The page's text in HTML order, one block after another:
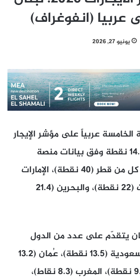
عربيا (انفوغراف)
يونيو 27, 2026
عربياً على مؤشر الإيجار
لعام 2026، مسجّلاً 14.3 نقطة وفق بيانات منصة
Numbeo، ليأتي بعد كل من قطر (40 نقطة)، الإمارات
(39.6 نقطة)، الكويت (22 نقطة)، والبحرين (21.4
يتقدّم على عدد من الدول
العربية، من بينها السعودية (13.5 نقطة)، عُمان (13.2
نقطة)، فلسطين (9.6 نقطة)، المغرب (8.3 نقاط)،